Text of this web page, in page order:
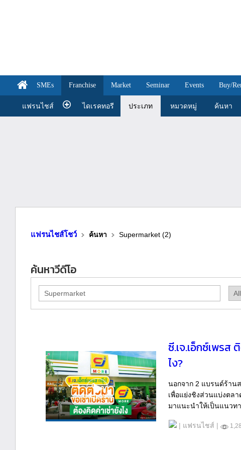
SMEs Franchise Market Seminar Events Buy/
แฟรนไชส์ ไดเรคทอรี ประเภท หมวดหมู่ ค้นหา
แฟรนไชส์โชว์ ค้นหา Supermarket (2)
ค้นหาวีดีโอ
ซี.เจ.เอ็กซ์เพรส
ไง?
นอกจาก 2 แบรนด์ร้าน
เพื่อแย่งชิงส่วนแบ่งตล
มาแนะนำให้เป็นแนวทา
| แฟรนไชส์ |